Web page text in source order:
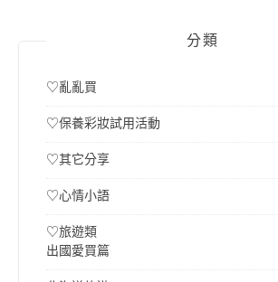
分類
♡亂亂買
♡保養彩妝試用活動
♡其它分享
♡心情小語
♡旅遊類
出國愛買篇